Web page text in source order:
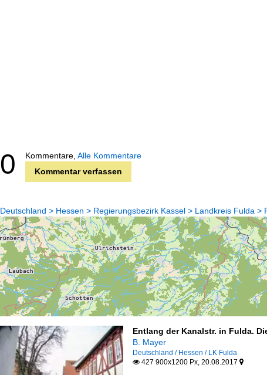
0 Kommentare, Alle Kommentare
Kommentar verfassen
Deutschland > Hessen > Regierungsbezirk Kassel > Landkreis Fulda >
Entlang der Kanalstr. in Fulda.
B. Mayer
Deutschland / Hessen / LK Fulda
427 900x1200 Px, 20.08.2017 